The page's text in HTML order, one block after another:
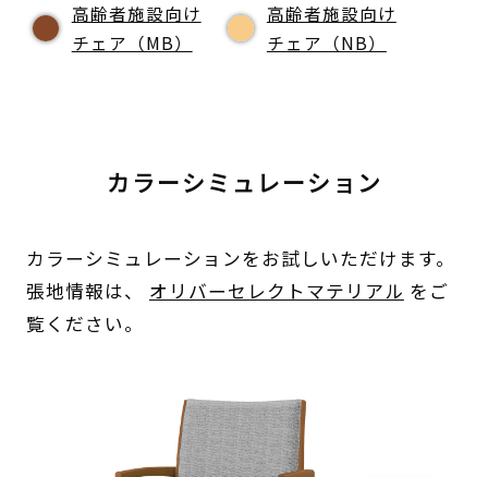
高齢者施設向け
チェア（MB）
高齢者施設向け
チェア（NB）
カラーシミュレーション
カラーシミュレーションをお試しいただけます。
張地情報は、 オリバーセレクトマテリアル をご
覧ください。